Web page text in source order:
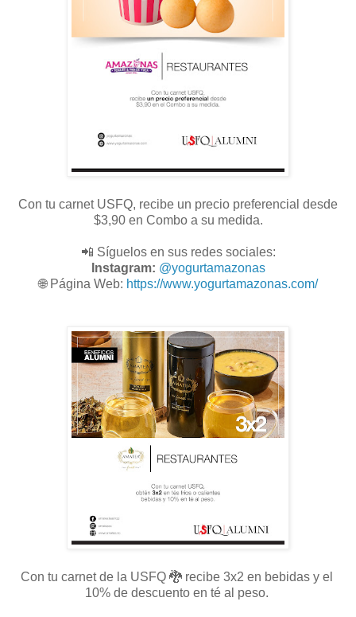
Con tu carnet USFQ, recibe un precio preferencial desde
$3,90 en Combo a su medida.
📲 Síguelos en sus redes sociales:
Instagram: @yogurtamazonas
🌐 Página Web: https://www.yogurtamazonas.com/
Con tu carnet de la USFQ 🐉 recibe 3x2 en bebidas y el
10% de descuento en té al peso.